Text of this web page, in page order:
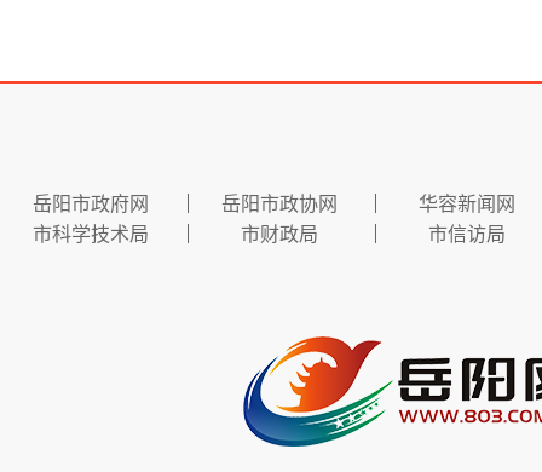
岳阳市政府网 岳阳市政协网
华容新闻网
市科学技术局
市财政局 市信访局